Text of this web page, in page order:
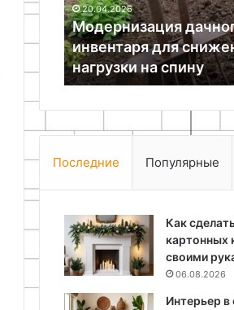
консервных
банок25.06.2024
Как сделать
спирту из
Последние Популярные
Как
картонных
своими
06.08.2026
Интерьер в